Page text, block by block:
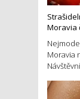
Moravia
Moravia